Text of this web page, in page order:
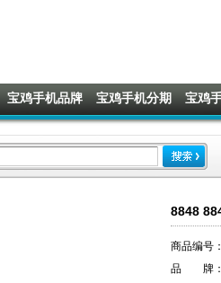
宝鸡手机品牌 宝鸡手机分期 宝鸡
8848
商品编号
品 牌